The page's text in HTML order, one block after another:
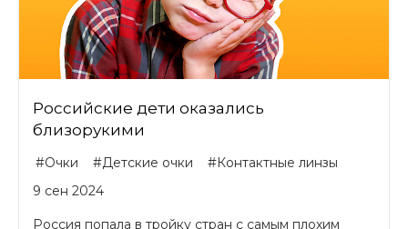
Российские дети оказались
близорукими
#Очки #Детские очки
#Контактные линзы
9 сен 2024
Россия попала в тройку стран с самым плохим